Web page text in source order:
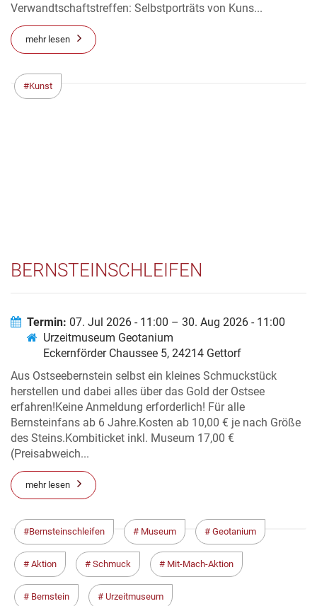
Verwandtschaftstreffen: Selbstporträts von Kuns...
mehr lesen
Kunst
BERNSTEINSCHLEIFEN
Termin: 07. Jul 2026 - 11:00 – 30. Aug 2026 - 11:00
Urzeitmuseum Geotanium
Eckernförder Chaussee 5, 24214 Gettorf
Aus Ostseebernstein selbst ein kleines Schmuckstück
herstellen und dabei alles über das Gold der Ostsee
erfahren!Keine Anmeldung erforderlich! Für alle
Bernsteinfans ab 6 Jahre.Kosten ab 10,00 € je nach Größe
des Steins.Kombiticket inkl. Museum 17,00 €
(Preisabweich...
mehr lesen
Bernsteinschleifen Museum Geotanium
Aktion Schmuck Mit-Mach-Aktion
Bernstein Urzeitmuseum